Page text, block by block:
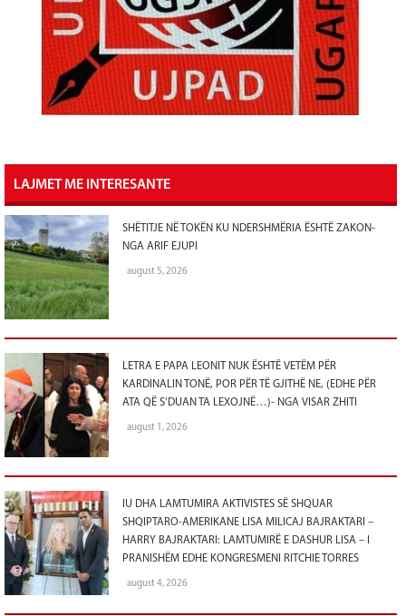
LAJMET ME INTERESANTE
SHËTITJE NË TOKËN KU NDERSHMËRIA ËSHTË ZAKON-
NGA ARIF EJUPI
august 5, 2026
LETRA E PAPA LEONIT NUK ËSHTË VETËM PËR
KARDINALIN TONË, POR PËR TË GJITHË NE, (EDHE PËR
ATA QË S’DUAN TA LEXOJNË…)- NGA VISAR ZHITI
august 1, 2026
IU DHA LAMTUMIRA AKTIVISTES SË SHQUAR
SHQIPTARO-AMERIKANE LISA MILICAJ BAJRAKTARI –
HARRY BAJRAKTARI: LAMTUMIRË E DASHUR LISA – I
PRANISHËM EDHE KONGRESMENI RITCHIE TORRES
august 4, 2026